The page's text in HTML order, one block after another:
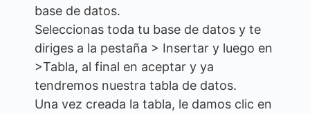
base de datos.
Seleccionas toda tu base de datos y te
diriges a la pestaña > Insertar y luego en
>Tabla, al final en aceptar y ya
tendremos nuestra tabla de datos.
Una vez creada la tabla, le damos clic en